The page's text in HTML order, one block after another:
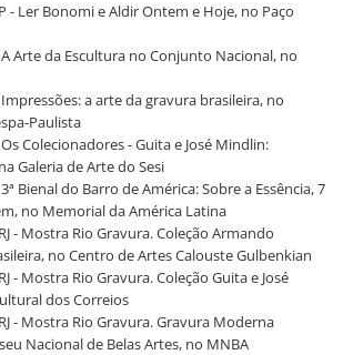
- Ler Bonomi e Aldir Ontem e Hoje, no Paço
A Arte da Escultura no Conjunto Nacional, no
Impressões: a arte da gravura brasileira, no
Paulista
Os Colecionadores - Guita e José Mindlin:
Galeria de Arte do Sesi
Bienal do Barro de América: Sobre a Essência, 7
no Memorial da América Latina
- Mostra Rio Gravura. Coleção Armando
no Centro de Artes Calouste Gulbenkian
- Mostra Rio Gravura. Coleção Guita e José
dos Correios
- Mostra Rio Gravura. Gravura Moderna
Nacional de Belas Artes, no MNBA